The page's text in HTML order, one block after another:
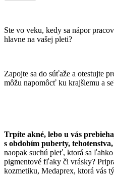
Ste vo veku, kedy sa nápor
hlavne na vašej pleti?
Zapojte sa do súťaže a otestujte
môžu napomôcť ku krajšiemu a
Trpíte akné, lebo u vás
s obdobím puberty,
naopak suchú pleť, ktorá sa
pigmentové fľaky či vrásky?
kozmetiku, Medaprex, ktorá vás